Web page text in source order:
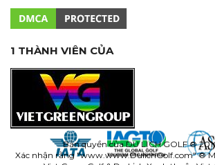
1 THÀNH VIÊN CỦA
Bản quyền củaDU LỊCH GOLF®
Xác nhận rằng "www. www.DulichGolf.com" ®